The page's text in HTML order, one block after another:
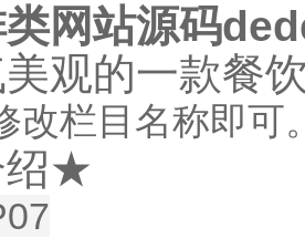
网站源码
观的一款餐
改栏目名称即
绍★